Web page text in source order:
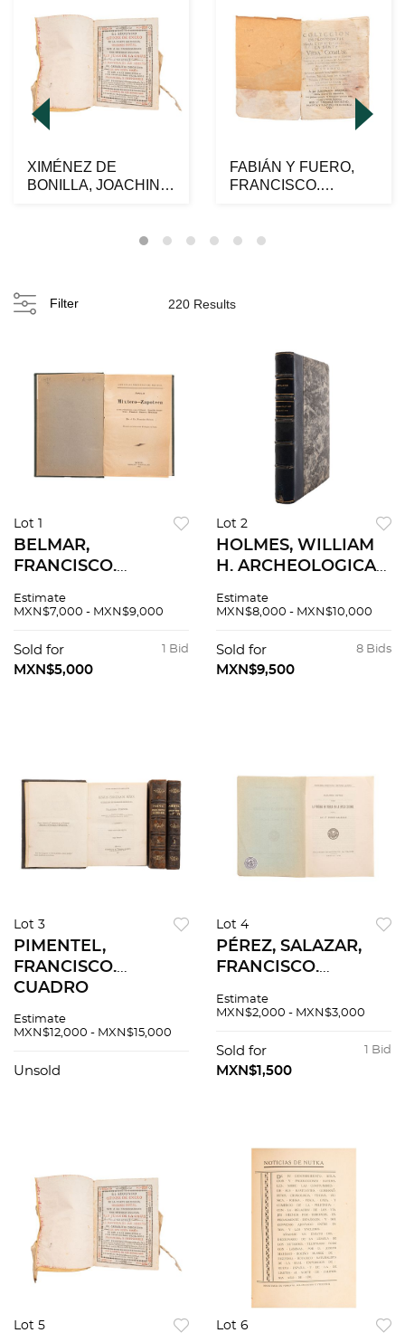
XIMÉNEZ DE
BONILLA, JOACHIN I.
FABIÁN Y FUERO,
FRANCISCO.
Filter 220 Results
Lot 1
BELMAR,
FRANCISCO.
INDÍGENAS DE
MIXTECO -
ZAPOTECA Y SUS
Estimate
MXN$7,000 - MXN$9,000
1 Bid
Sold for
MXN$5,000
Lot 2
HOLMES, WILLIAM
H. ARCHEOLOGICAL
THE ANCIENT CITIES
CHICAGO, U. S. A.:
FIELD COLOMBIAN
Estimate
MXN$8,000 - MXN$10,000
8 Bids
Sold for
MXN$9,500
Lot 3
PIMENTEL,
FRANCISCO.
CUADRO
COMPARATIVO DE
INDÍGENAS DE
Estimate
MXN$12,000 - MXN$15,000
Unsold
Lot 4
PÉREZ, SALAZAR,
FRANCISCO.
SOBRE LA PINTURA
ÉPOCA COLONIAL.
MÉXICO, 1923
Estimate
MXN$2,000 - MXN$3,000
1 Bid
Sold for
MXN$1,500
Lot 5 Lot 6